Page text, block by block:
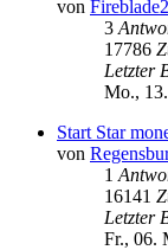
von Fireblade2
3
17786
Letzter
Mo.,
Start Star
von
1
16141
Letzter
Fr., 06.